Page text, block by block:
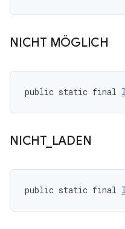
NICHT MÖGLICH
public static final
NICHT_ LADEN
public static final